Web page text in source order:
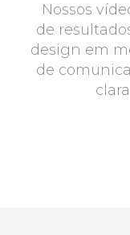
Nossos
de
design em
de